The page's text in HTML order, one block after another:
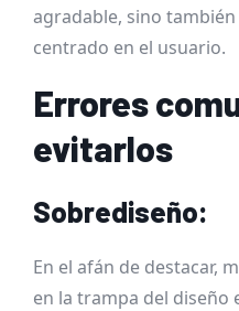
agradable, sino
centrado en el usuario.
Errores
evitarlos
Sobrediseño:
En el afán de destacar,
en la trampa del diseño